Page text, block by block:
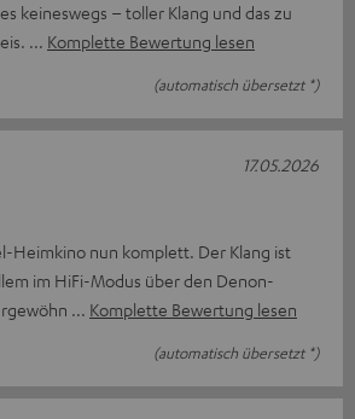
keineswegs – toller Klang und das zu
Komplette Bewertung lesen
(automatisch übersetzt *)
Heimkino nun komplett. Der Klang ist
im HiFi-Modus über den Denon-
Komplette Bewertung lesen
(automatisch übersetzt *)
17.05.2026